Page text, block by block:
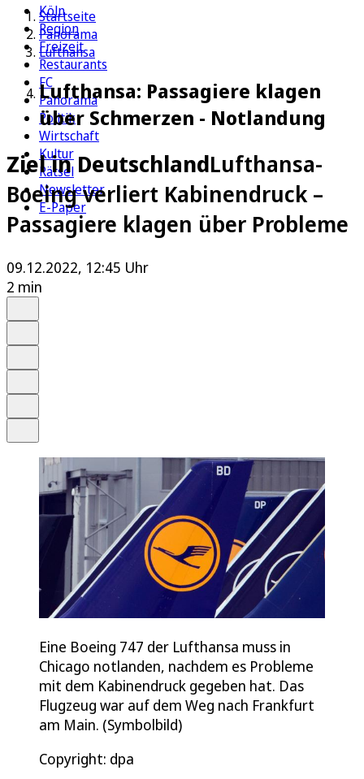
Köln
Region
Freizeit
Restaurants
FC
Panorama
Politik
Wirtschaft
Kultur
Rätsel
Newsletter
E-Paper
Startseite
Panorama
Lufthansa
Lufthansa: Passagiere klagen
über Schmerzen - Notlandung
Ziel in DeutschlandLufthansa-
Boeing verliert Kabinendruck –
Passagiere klagen über Probleme
09.12.2022, 12:45 Uhr
2 min
Eine Boeing 747 der Lufthansa muss in
Chicago notlanden, nachdem es Probleme
mit dem Kabinendruck gegeben hat. Das
Flugzeug war auf dem Weg nach Frankfurt
am Main. (Symbolbild)
Copyright: dpa